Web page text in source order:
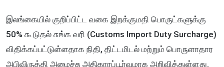
இலங்கையில் குறிப்பிட்ட வகை இறக்குமதி பொருட்களுக்கு
50% கூடுதல் சுங்க வரி (Customs Import Duty Surcharge)
விதிக்கப்பட்டுள்ளதாக நிதி, திட்டமிடல் மற்றும் பொருளாதார
அபிவிருத்தி அமைச்சு அதிகாரப்பூர்வமாக அறிவித்துள்ளது.